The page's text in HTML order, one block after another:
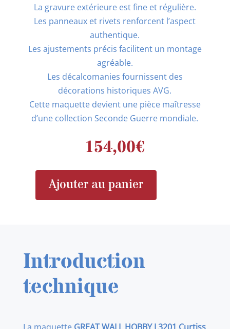
La gravure extérieure est fine et régulière.
Les panneaux et rivets renforcent l’aspect
authentique.
Les ajustements précis facilitent un montage
agréable.
Les décalcomanies fournissent des
décorations historiques AVG.
Cette maquette devient une pièce maîtresse
d’une collection Seconde Guerre mondiale.
154,00€
quantité
L3201
AVION
Ajouter au panier
Introduction
technique